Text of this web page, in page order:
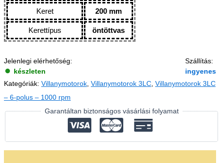
Keret 200 mm
Kerettípus öntöttvas
Jelenlegi elérhetőség:
készleten
Szállítás:
ingyenes
Kategóriák: Villanymotorok Villanymotorok 3LC Villanymotorok 3LC
– 6-polus – 1000 rpm
Garantáltan biztonságos vásárlási folyamat